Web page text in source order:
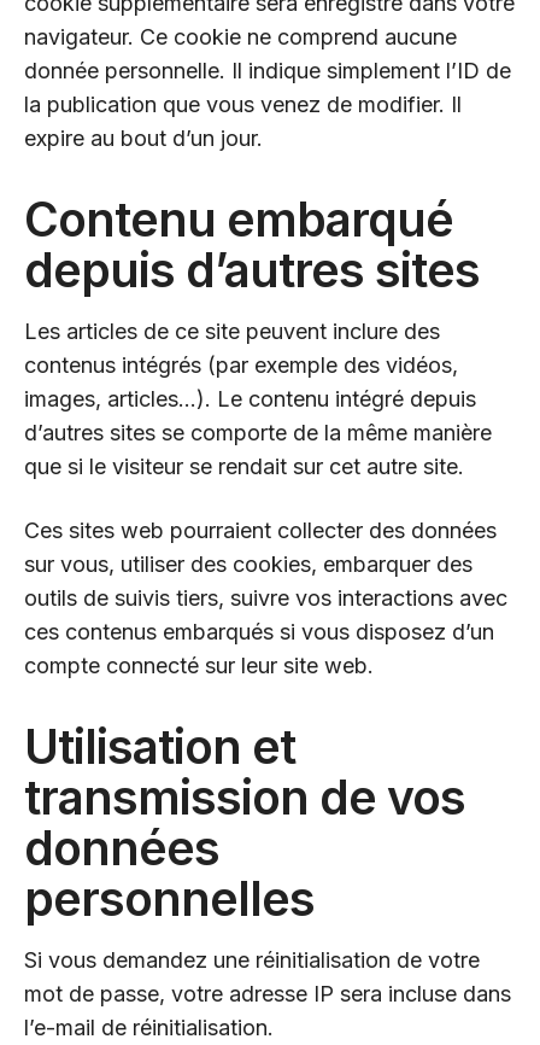
navigateur. Ce cookie ne comprend aucune
donnée personnelle. Il indique simplement l’ID de
la publication que vous venez de modifier. Il
expire au bout d’un jour.
Contenu embarqué
depuis d’autres sites
Les articles de ce site peuvent inclure des
contenus intégrés (par exemple des vidéos,
images, articles…). Le contenu intégré depuis
d’autres sites se comporte de la même manière
que si le visiteur se rendait sur cet autre site.
Ces sites web pourraient collecter des données
sur vous, utiliser des cookies, embarquer des
outils de suivis tiers, suivre vos interactions avec
ces contenus embarqués si vous disposez d’un
compte connecté sur leur site web.
Utilisation et
transmission de vos
données
personnelles
Si vous demandez une réinitialisation de votre
mot de passe, votre adresse IP sera incluse dans
l’e-mail de réinitialisation.